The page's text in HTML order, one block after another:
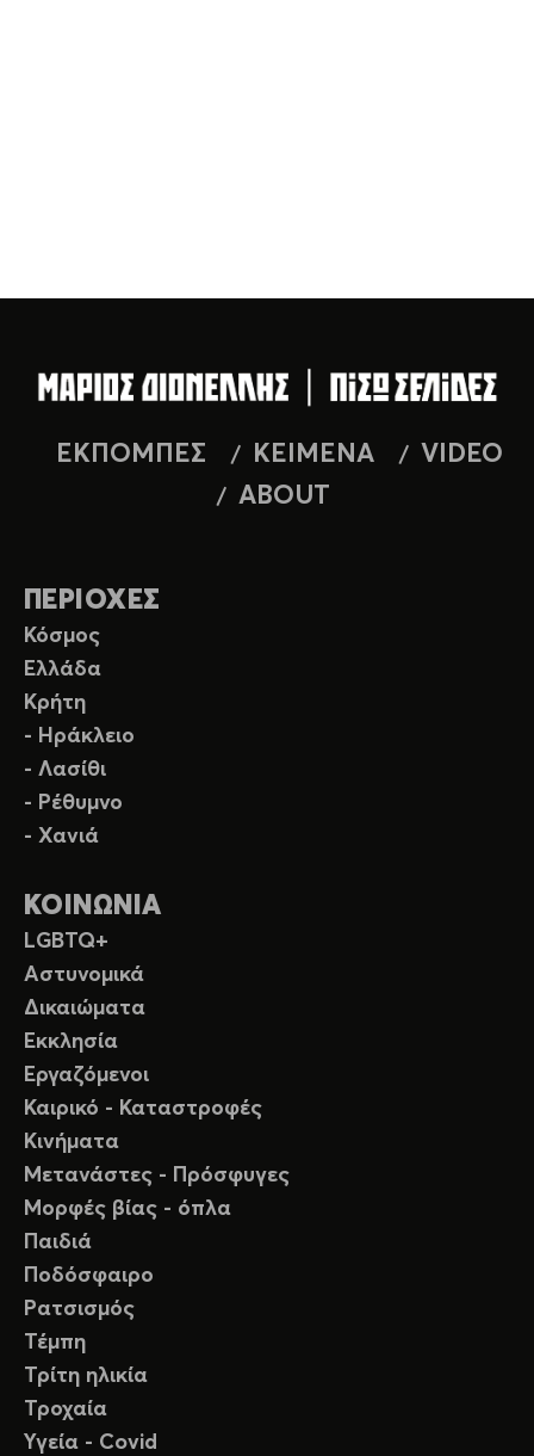
ΕΚΠΟΜΠΕΣ ΚΕΙΜΕΝΑ
VIDEO
ABOUT
ΠΕΡΙΟΧΕΣ
Κόσμος
Ελλάδα
Κρήτη
- Ηράκλειο
- Λασίθι
- Ρέθυμνο
- Χανιά
ΚΟΙΝΩΝΙΑ
LGBTQ+
Αστυνομικά
Δικαιώματα
Εκκλησία
Εργαζόμενοι
Καιρικό - Καταστροφές
Κινήματα
Μετανάστες - Πρόσφυγες
Μορφές βίας - όπλα
Παιδιά
Ποδόσφαιρο
Ρατσισμός
Τέμπη
Τρίτη ηλικία
Τροχαία
Υγεία - Covid